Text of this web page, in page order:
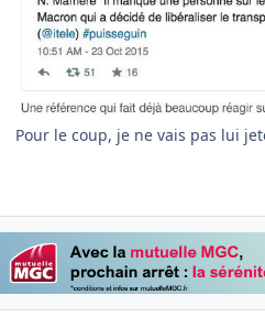
Pour le coup, je ne vais pas lui